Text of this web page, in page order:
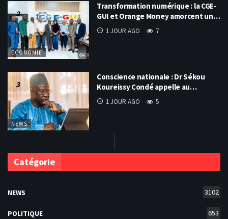
ECONOMIE
Transformation numérique : la CGE-
GUI et Orange Money amorcent un…
1 JOUR AGO 7
NEWS
Conscience nationale : Dr Sékou
Koureissy Condé appelle au…
1 JOUR AGO 5
Catégorie
NEWS 3102
POLITIQUE 653